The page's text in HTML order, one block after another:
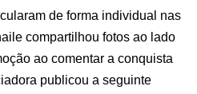
de forma individual nas
compartilhou fotos ao lado
ao comentar a conquista
publicou a seguinte